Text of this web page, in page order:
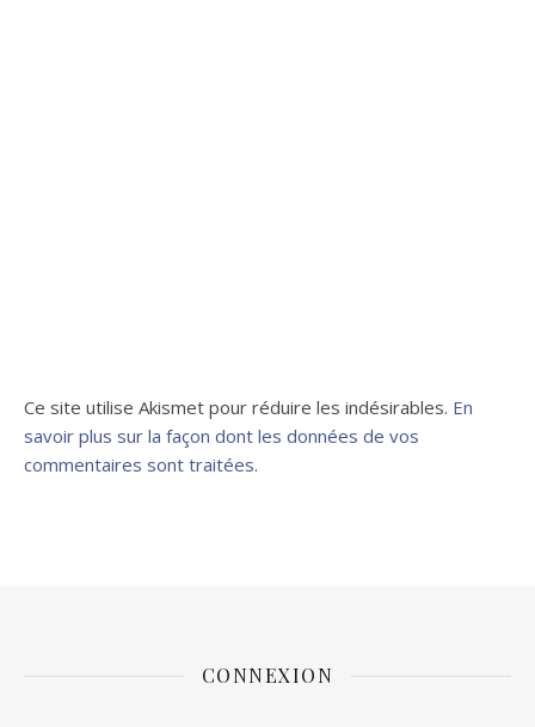
Ce site utilise Akismet pour réduire les indésirables. En
savoir plus sur la façon dont les données de vos
commentaires sont traitées.
CONNEXION